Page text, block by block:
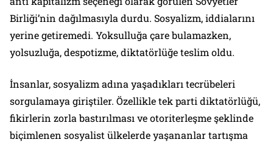
Birliği’nin dağılmasıyla durdu. Sosyalizm, iddialarını
yerine getiremedi. Yoksulluğa çare bulamazken,
yolsuzluğa, despotizme, diktatörlüğe teslim oldu.
İnsanlar, sosyalizm adına yaşadıkları tecrübeleri
sorgulamaya giriştiler. Özellikle tek parti diktatörlüğü,
fikirlerin zorla bastırılması ve otoriterleşme şeklinde
biçimlenen sosyalist ülkelerde yaşananlar tartışma